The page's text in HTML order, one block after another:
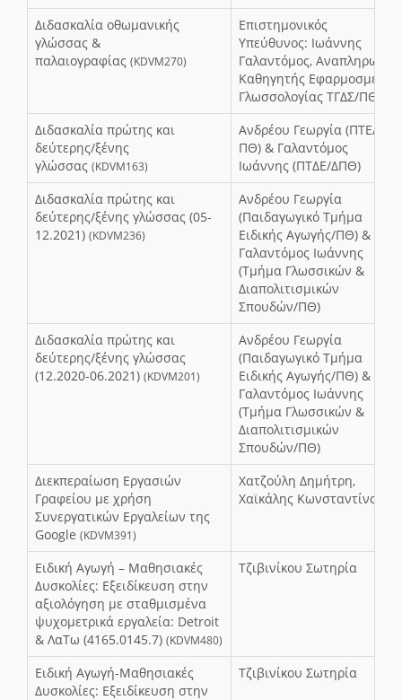
Διδασκαλία οθωμανικής
γλώσσας &
παλαιογραφίας (KDVM270)
Επιστημονικός
Υπεύθυνος: Ιωάννης
Γαλαντόμος, Αναπληρωτής
Καθηγητής Εφαρμοσμένης
Γλωσσολογίας ΤΓΔΣ/ΠΘ
Διδασκαλία πρώτης και
δεύτερης/ξένης
γλώσσας (KDVM163)
Ανδρέου Γεωργία (ΠΤΕΑ/
ΠΘ) & Γαλαντόμος
Ιωάννης (ΠΤΔΕ/ΔΠΘ)
Διδασκαλία πρώτης και
δεύτερης/ξένης γλώσσας (05-
12.2021) (KDVM236)
Ανδρέου Γεωργία
(Παιδαγωγικό Τμήμα
Ειδικής Αγωγής/ΠΘ) &
Γαλαντόμος Ιωάννης
(Τμήμα Γλωσσικών &
Διαπολιτισμικών
Σπουδών/ΠΘ)
Διδασκαλία πρώτης και
δεύτερης/ξένης γλώσσας
(12.2020-06.2021) (KDVM201)
Ανδρέου Γεωργία
(Παιδαγωγικό Τμήμα
Ειδικής Αγωγής/ΠΘ) &
Γαλαντόμος Ιωάννης
(Τμήμα Γλωσσικών &
Διαπολιτισμικών
Σπουδών/ΠΘ)
Διεκπεραίωση Εργασιών
Γραφείου με χρήση
Συνεργατικών Εργαλείων της
Google (KDVM391)
Χατζούλη Δημήτρη,
Χαϊκάλης Κωνσταντίνος
Ειδική Αγωγή – Μαθησιακές
Δυσκολίες: Εξειδίκευση στην
αξιολόγηση με σταθμισμένα
ψυχομετρικά εργαλεία: Detroit
& ΛαΤω (4165.0145.7) (KDVM480)
Τζιβινίκου Σωτηρία
Ειδική Αγωγή-Μαθησιακές
Δυσκολίες: Εξειδίκευση στην
Τζιβινίκου Σωτηρία